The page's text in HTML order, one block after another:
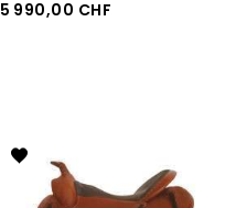
5 990,00 CHF